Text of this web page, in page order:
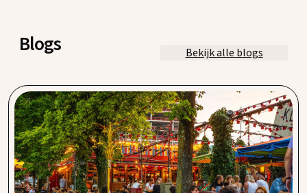
Blogs Bekijk alle blogs
Hannekes Boom, Meneer Nieges & Cannibale
Royale
Procent is een goede horecapartner. Wilco is uitstekend
bereikbaar. De creditcardtarieven zijn laag, besparing op